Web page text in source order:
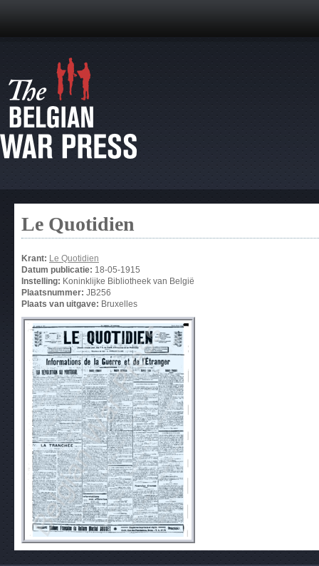
Le Quotidien
Krant: Le Quotidien
Datum publicatie: 18-05-1915
Instelling: Koninklijke Bibliotheek van België
Plaatsnummer: JB256
Plaats van uitgave: Bruxelles